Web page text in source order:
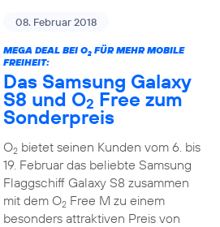
08. Februar 2018
MEGA DEAL BEI O2FÜR MEHR MOBILE
FREIHEIT:
Das Samsung Galaxy
S8 und O2 Free zum
Sonderpreis
O2bietet seinen Kunden vom 6. bis
19. Februar das beliebte Samsung
Flaggschiff Galaxy S8 zusammen
mit dem O2Free M zu einem
besonders attraktiven Preis von